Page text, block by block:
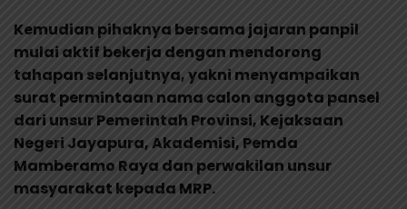
Kemudian pihaknya bersama jajaran panpil
mulai aktif bekerja dengan mendorong
tahapan selanjutnya, yakni menyampaikan
surat permintaan nama calon anggota pansel
dari unsur Pemerintah Provinsi, Kejaksaan
Negeri Jayapura, Akademisi, Pemda
Mamberamo Raya dan perwakilan unsur
masyarakat kepada MRP.